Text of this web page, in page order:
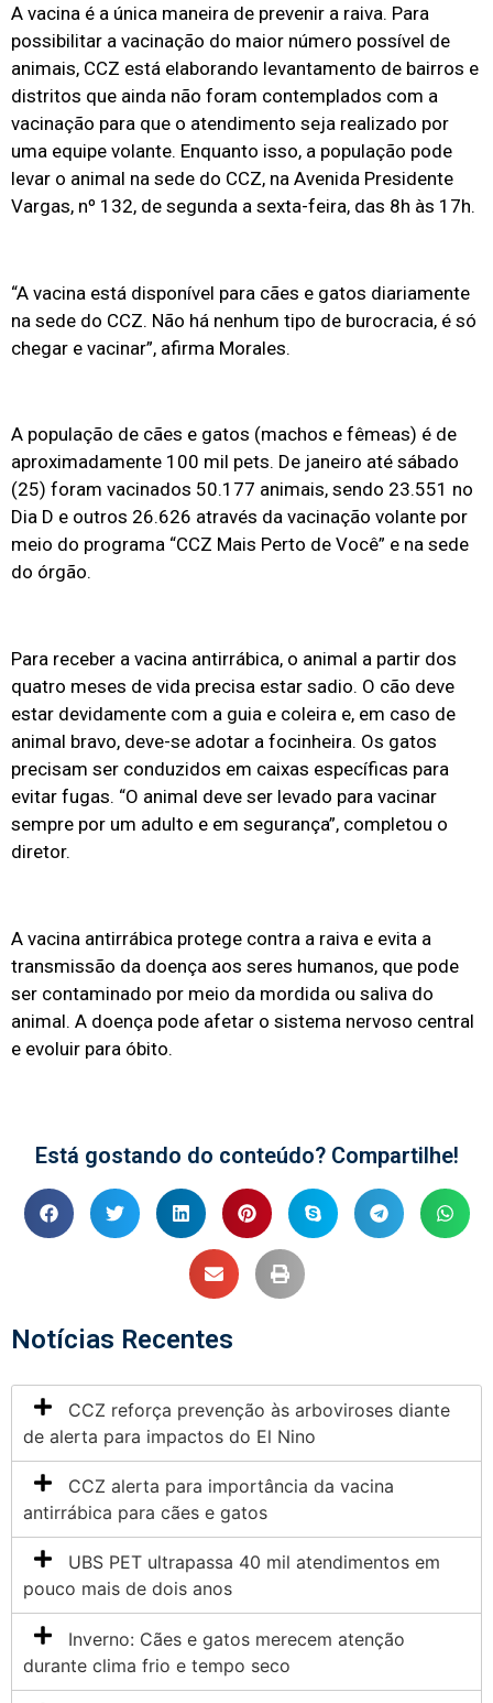
A vacina é a única maneira de prevenir a raiva. Para
possibilitar a vacinação do maior número possível de
animais, CCZ está elaborando levantamento de bairros e
distritos que ainda não foram contemplados com a
vacinação para que o atendimento seja realizado por
uma equipe volante. Enquanto isso, a população pode
levar o animal na sede do CCZ, na Avenida Presidente
Vargas, nº 132, de segunda a sexta-feira, das 8h às 17h.
“A vacina está disponível para cães e gatos diariamente
na sede do CCZ. Não há nenhum tipo de burocracia, é só
chegar e vacinar”, afirma Morales.
A população de cães e gatos (machos e fêmeas) é de
aproximadamente 100 mil pets. De janeiro até sábado
(25) foram vacinados 50.177 animais, sendo 23.551 no
Dia D e outros 26.626 através da vacinação volante por
meio do programa “CCZ Mais Perto de Você” e na sede
do órgão.
Para receber a vacina antirrábica, o animal a partir dos
quatro meses de vida precisa estar sadio. O cão deve
estar devidamente com a guia e coleira e, em caso de
animal bravo, deve-se adotar a focinheira. Os gatos
precisam ser conduzidos em caixas específicas para
evitar fugas. “O animal deve ser levado para vacinar
sempre por um adulto e em segurança”, completou o
diretor.
A vacina antirrábica protege contra a raiva e evita a
transmissão da doença aos seres humanos, que pode
ser contaminado por meio da mordida ou saliva do
animal. A doença pode afetar o sistema nervoso central
e evoluir para óbito.
Está gostando do conteúdo? Compartilhe!
Notícias Recentes
CCZ reforça prevenção às arboviroses diante
de alerta para impactos do El Nino
CCZ alerta para importância da vacina
antirrábica para cães e gatos
UBS PET ultrapassa 40 mil atendimentos em
pouco mais de dois anos
Inverno: Cães e gatos merecem atenção
durante clima frio e tempo seco